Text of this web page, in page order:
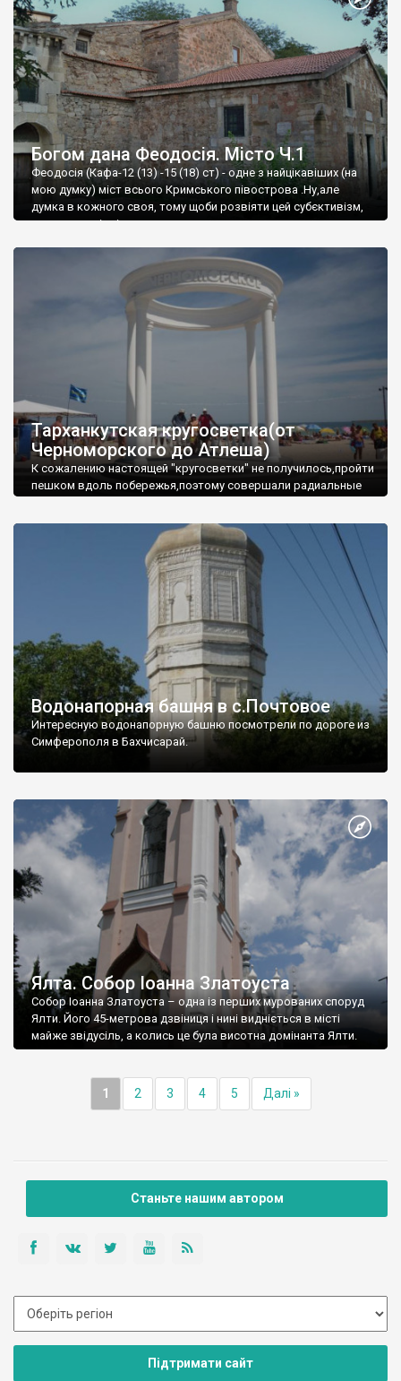
Богом дана Феодосія. Місто Ч.1
Феодосія (Кафа-12 (13) -15 (18) ст) - одне з найцікавіших (на
мою думку) міст всього Кримського півострова .Ну,але
думка в кожного своя, тому щоби розвіяти цей субєктивізм,
запрошую відвідати це
Тарханкутская кругосветка(от
Черноморского до Атлеша)
К сожалению настоящей "кругосветки" не получилось,пройти
пешком вдоль побережья,поэтому совершали радиальные
Водонапорная башня в с.Почтовое
Интересную водонапорную башню посмотрели по дороге из
Симферополя в Бахчисарай.
Ялта. Собор Іоанна Златоуста
Собор Іоанна Златоуста – одна із перших мурованих споруд
Ялти. Його 45-метрова дзвіниця і нині видніється в місті
майже звідусіль, а колись це була висотна домінанта Ялти.
1 2 3 4 5 Далі »
Станьте нашим автором
Підтримати сайт